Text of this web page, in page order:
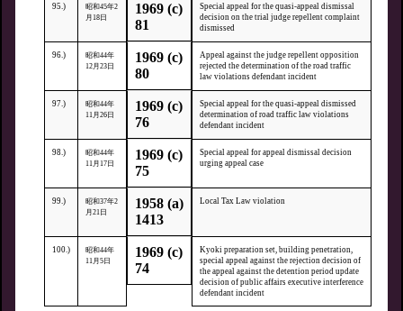
95.)
昭和45年2
月18日
1969 (c)
81
Special appeal for the quasi-appeal dismissal
decision on the trial judge repellent complaint
dismissed
96.)
昭和44年
12月23日
1969 (c)
80
Appeal against the judge repellent opposition
rejected the determination of the road traffic
law violations defendant incident
97.)
昭和44年
11月26日
1969 (c)
76
Special appeal for the quasi-appeal dismissed
determination of road traffic law violations
defendant incident
98.)
昭和44年
11月17日
1969 (c)
75
Special appeal for appeal dismissal decision
urging appeal case
99.)
昭和37年2
月21日
1958 (a)
1413
Local Tax Law violation
100.)
昭和44年
11月5日
1969 (c)
74
Kyoki preparation set, building penetration,
special appeal against the rejection decision of
the appeal against the detention period update
decision of public affairs executive interference
defendant incident